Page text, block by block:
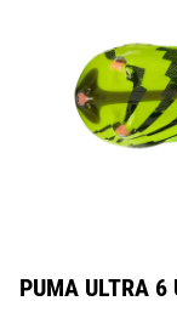
PUMA ULTRA 6